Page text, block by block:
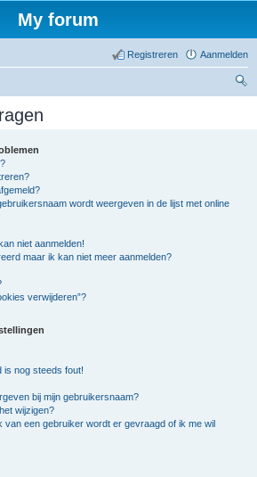
My forum
Aanmelden
Registreren
wordt weergeven in de lijst met online
niet aanmelden!
maar ik kan niet meer aanmelden?
verwijderen”?
is nog steeds fout!
bij mijn gebruikersnaam?
wijzigen?
van een gebruiker wordt er gevraagd of ik me wil